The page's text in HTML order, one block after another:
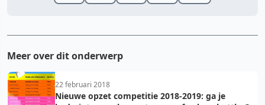
Meer over dit onderwerp
22 februari 2018
Nieuwe opzet competitie 2018-2019: ga je